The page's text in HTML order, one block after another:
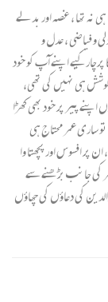
نہ تھا ، غصہ اور بدلے
و فیاضی ، عدل و
کیے اپنے آپ کو خود
ہی نہیں کی تھی،
پیر پر خود بھی کھڑا
ساری عمر محتاج ہی
پر افسوس اور پچھتا وا
کی جانب بڑھنے سے
کی دعاؤں کی چھاؤں